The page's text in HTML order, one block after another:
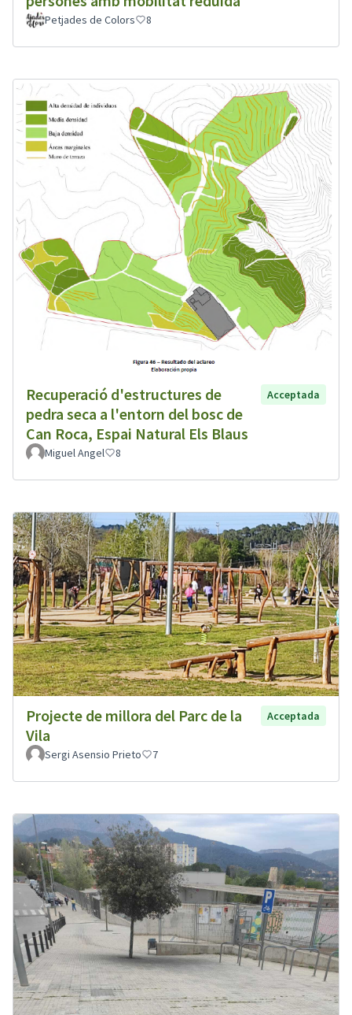
Petjades de Colors 8
Recuperació d'estructures de
pedra seca a l'entorn del bosc de
Can Roca, Espai Natural Els Blaus
Acceptada
Miguel Angel 8
Projecte de millora del Parc de la
Vila
Acceptada
Sergi Asensio Prieto 7